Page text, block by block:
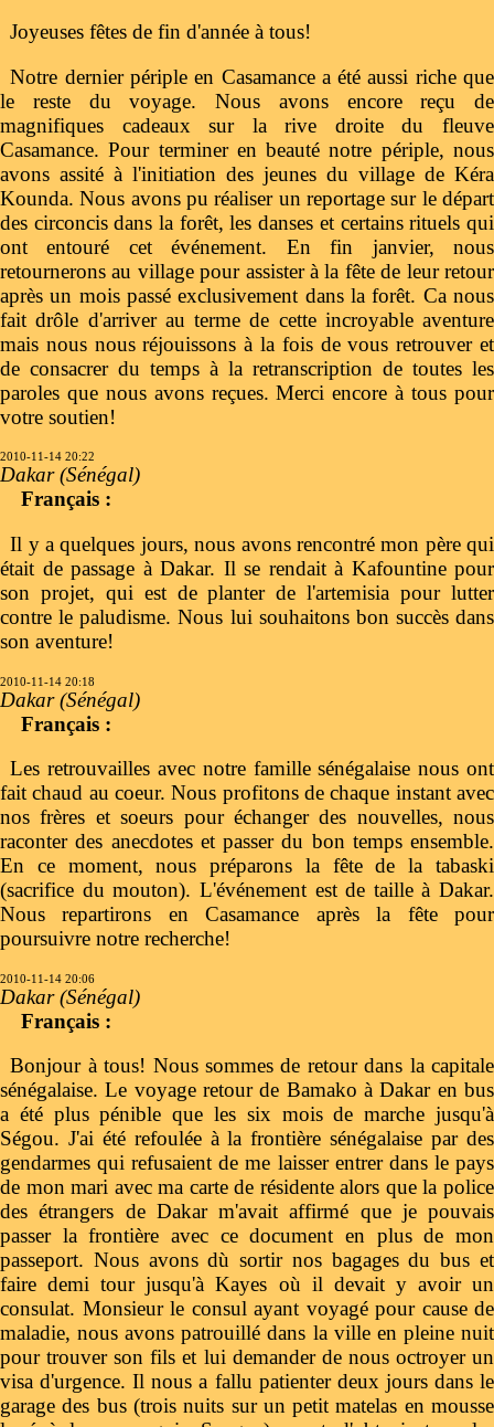
Joyeuses fêtes de fin d'année à tous!
Notre dernier périple en Casamance a été aussi riche que
le reste du voyage. Nous avons encore reçu de
magnifiques cadeaux sur la rive droite du fleuve
Casamance. Pour terminer en beauté notre périple, nous
avons assité à l'initiation des jeunes du village de Kéra
Kounda. Nous avons pu réaliser un reportage sur le départ
des circoncis dans la forêt, les danses et certains rituels qui
ont entouré cet événement. En fin janvier, nous
retournerons au village pour assister à la fête de leur retour
après un mois passé exclusivement dans la forêt. Ca nous
fait drôle d'arriver au terme de cette incroyable aventure
mais nous nous réjouissons à la fois de vous retrouver et
de consacrer du temps à la retranscription de toutes les
paroles que nous avons reçues. Merci encore à tous pour
votre soutien!
2010-11-14 20:22
Dakar (Sénégal)
Français :
Il y a quelques jours, nous avons rencontré mon père qui
était de passage à Dakar. Il se rendait à Kafountine pour
son projet, qui est de planter de l'artemisia pour lutter
contre le paludisme. Nous lui souhaitons bon succès dans
son aventure!
2010-11-14 20:18
Dakar (Sénégal)
Français :
Les retrouvailles avec notre famille sénégalaise nous ont
fait chaud au coeur. Nous profitons de chaque instant avec
nos frères et soeurs pour échanger des nouvelles, nous
raconter des anecdotes et passer du bon temps ensemble.
En ce moment, nous préparons la fête de la tabaski
(sacrifice du mouton). L'événement est de taille à Dakar.
Nous repartirons en Casamance après la fête pour
poursuivre notre recherche!
2010-11-14 20:06
Dakar (Sénégal)
Français :
Bonjour à tous! Nous sommes de retour dans la capitale
sénégalaise. Le voyage retour de Bamako à Dakar en bus
a été plus pénible que les six mois de marche jusqu'à
Ségou. J'ai été refoulée à la frontière sénégalaise par des
gendarmes qui refusaient de me laisser entrer dans le pays
de mon mari avec ma carte de résidente alors que la police
des étrangers de Dakar m'avait affirmé que je pouvais
passer la frontière avec ce document en plus de mon
passeport. Nous avons dù sortir nos bagages du bus et
faire demi tour jusqu'à Kayes où il devait y avoir un
consulat. Monsieur le consul ayant voyagé pour cause de
maladie, nous avons patrouillé dans la ville en pleine nuit
pour trouver son fils et lui demander de nous octroyer un
visa d'urgence. Il nous a fallu patienter deux jours dans le
garage des bus (trois nuits sur un petit matelas en mousse